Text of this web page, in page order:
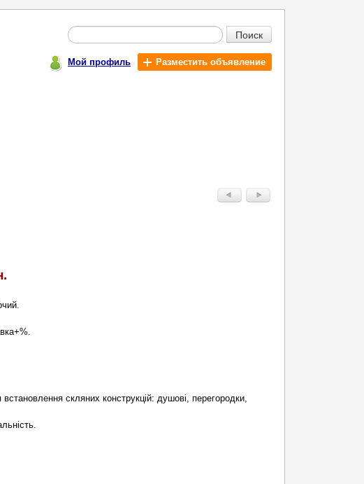
Поиск
Мой профиль Разместить объявление
скляних конструкцій: душові, перегородки,